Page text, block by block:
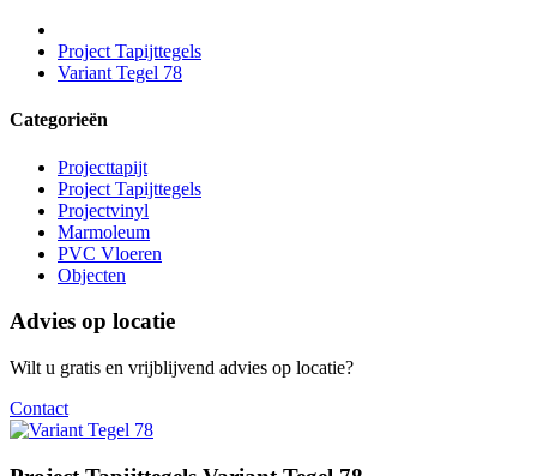
Project Tapijttegels
Variant Tegel 78
Categorieën
Projecttapijt
Project Tapijttegels
Projectvinyl
Marmoleum
PVC Vloeren
Objecten
Advies op locatie
Wilt u gratis en vrijblijvend advies op locatie?
Contact